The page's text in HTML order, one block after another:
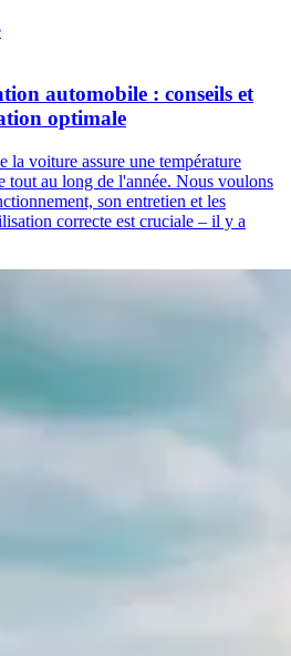
automobile : conseils et
optimale
la voiture assure une température
tout au long de l'année. Nous voulons
son entretien et les
correcte est cruciale – il y a